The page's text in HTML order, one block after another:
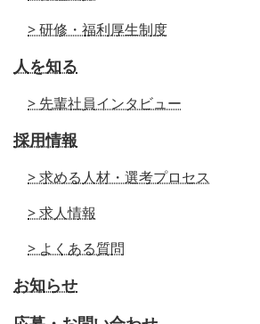
> 研修・福利厚生制度
人を知る
> 先輩社員インタビュー
採用情報
> 求める人材・選考プロセス
> 求人情報
> よくある質問
お知らせ